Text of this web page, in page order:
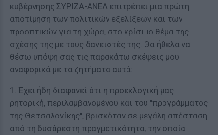
κυβέρνησης ΣΥΡΙΖΑ-ΑΝΕΛ επιτρέπει μια πρώτη
αποτίμηση των πολιτικών εξελίξεων και των
προοπτικών για τη χώρα, στο κρίσιμο θέμα της
σχέσης της με τους δανειστές της. Θα ήθελα να
θέσω υπόψη σας τις παρακάτω σκέψεις μου
αναφορικά με τα ζητήματα αυτά:
1. Έχει ήδη διαφανεί ότι η προεκλογική μας
ρητορική, περιλαμβανομένου και του "προγράμματος
της Θεσσαλονίκης", βρισκόταν σε μεγάλη απόσταση
από τη δυσάρεστη πραγματικότητα, την οποία